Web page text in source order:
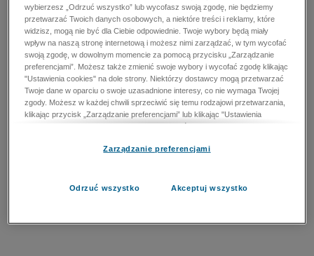
wybierzesz „Odrzuć wszystko” lub wycofasz swoją zgodę, nie będziemy
przetwarzać Twoich danych osobowych, a niektóre treści i reklamy, które
widzisz, mogą nie być dla Ciebie odpowiednie. Twoje wybory będą miały
wpływ na naszą stronę internetową i możesz nimi zarządzać, w tym wycofać
swoją zgodę, w dowolnym momencie za pomocą przycisku „Zarządzanie
preferencjami”. Możesz także zmienić swoje wybory i wycofać zgodę klikając
"Ustawienia cookies" na dole strony. Niektórzy dostawcy mogą przetwarzać
Twoje dane w oparciu o swoje uzasadnione interesy, co nie wymaga Twojej
zgody. Możesz w każdej chwili sprzeciwić się temu rodzajowi przetwarzania,
klikając przycisk „Zarządzanie preferencjami” lub klikając "Ustawienia
cookies" na dole strony. Nie możesz sprzeciwić się przetwarzaniu przez
zapobiegania oszustwom i naprawiania błędów, a w tym celu mogą zostać
przetwarzaniu danych osobowych w celu dostarczania i prezentacji reklam i
Zarządzanie preferencjami
Odrzuć wszystko Akceptuj wszystko